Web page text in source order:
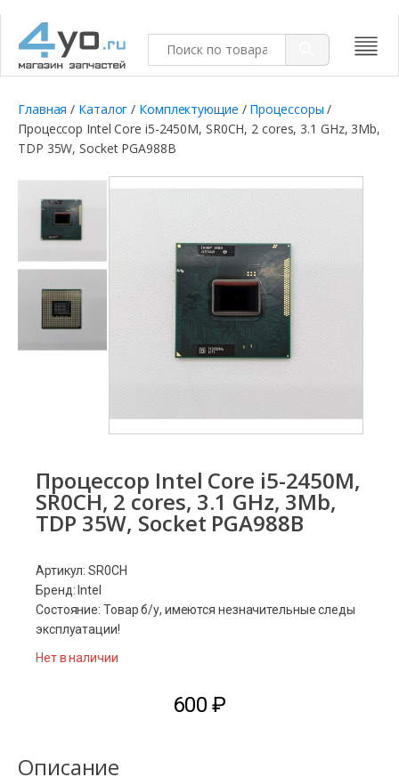
Главная / Каталог / Комплектующие / Процессоры /
Процессор Intel Core i5-2450M, SR0CH, 2 cores, 3.1 GHz, 3Mb,
TDP 35W, Socket PGA988B
Процессор Intel Core i5-2450M,
SR0CH, 2 cores, 3.1 GHz, 3Mb,
TDP 35W, Socket PGA988B
Артикул: SR0CH
Бренд: Intel
Состояние: Товар б/у, имеются незначительные следы
эксплуатации!
Нет в наличии
600₽
Описание